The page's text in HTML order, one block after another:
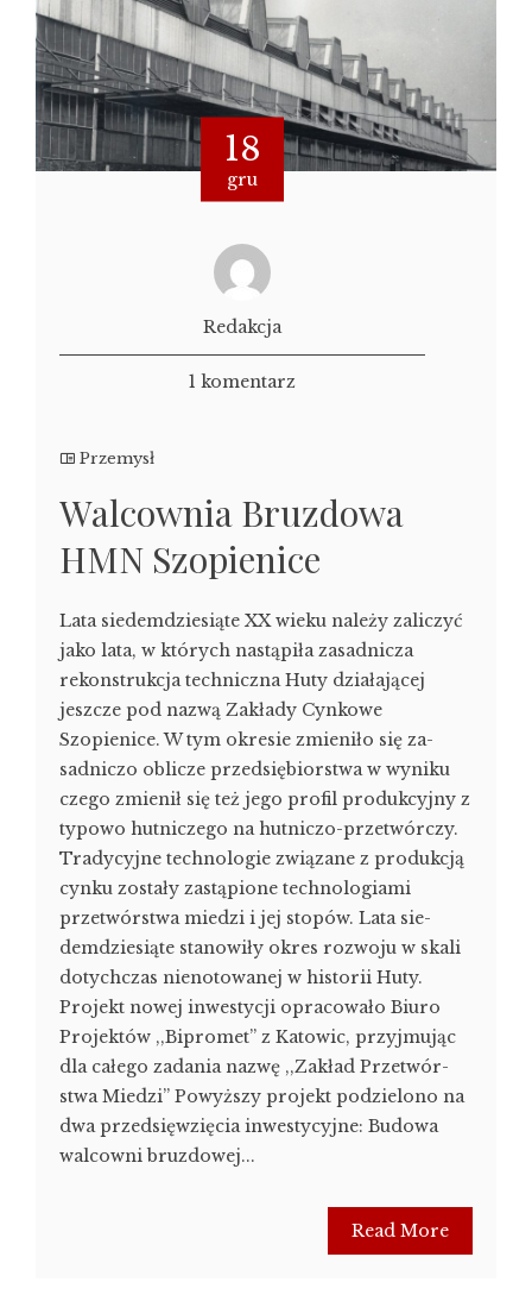
18
gru
Redakcja
1 komentarz
Przemysł
Walcownia Bruzdowa
HMN Szopienice
Lata siedemdziesiąte XX wieku należy zali­czyć
jako lata, w których nastąpiła zasad­nicza
rekonstrukcja techniczna Huty działającej
jeszcze pod nazwą Zakłady Cynkowe
Szopienice. W tym okresie zmieniło się za­
sadniczo oblicze przedsiębiorstwa w wyniku
czego zmienił się też jego profil produkcyj­ny z
typowo hutniczego na hutniczo-prze­twórczy.
Tradycyjne technologie związane z produk­cją
cynku zostały zastąpione technologiami
przetwórstwa miedzi i jej stopów. Lata sie­
demdziesiąte stanowiły okres rozwoju w skali
dotychczas nienotowanej w historii Huty.
Projekt nowej inwestycji opracowało Biuro
Projektów ,,Bipromet” z Katowic, przyjmując
dla całego zadania nazwę ,,Zakład Przetwór­
stwa Miedzi” Powyższy projekt podzielono na
dwa przedsięwzięcia inwestycyjne: Budowa
walcowni bruzdowej...
Read More